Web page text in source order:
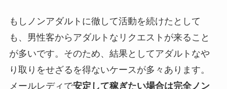
もしノンアダルトに徹して活動を続けたとして
も、男性客からアダルトなリクエストが来ること
が多いです。そのため、結果としてアダルトなや
り取りをせざるを得ないケースが多々あります。
メールレディで安定して稼ぎたい場合は完全ノン